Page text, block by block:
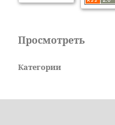
Просмотреть
Категории